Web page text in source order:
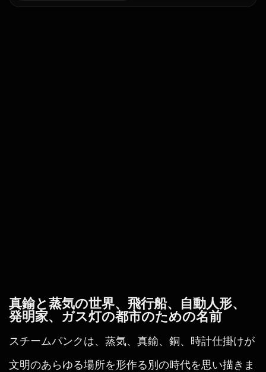
真鍮と蒸気の世界、飛行船、自動人形、
発明家、ガス灯の都市のための名前
スチームパンクは、蒸気、真鍮、銅、時計仕掛けが
文明のあらゆる場所を形作る別の時代を思い描きま